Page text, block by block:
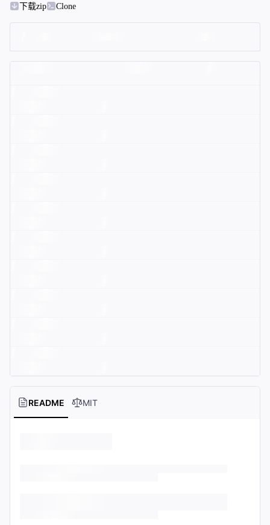
下载zip
Clone
README MIT